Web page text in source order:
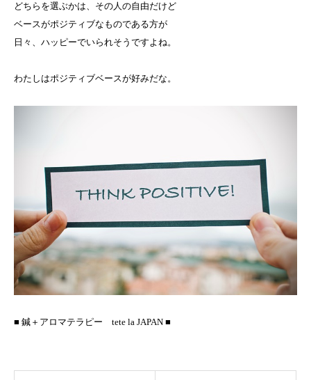
どちらを選ぶかは、その人の自由だけど
ベースがポジティブなものである方が
日々、ハッピーでいられそうですよね。
わたしはポジティブベースが好みだな。
■ 鍼＋アロマテラピー tete la JAPAN ■